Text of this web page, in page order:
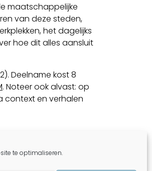
te optimaliseren.
maatschappelijke
van deze steden,
het dagelijks
hoe dit alles aansluit
Deelname kost 8
. Noteer ook alvast: op
context en verhalen